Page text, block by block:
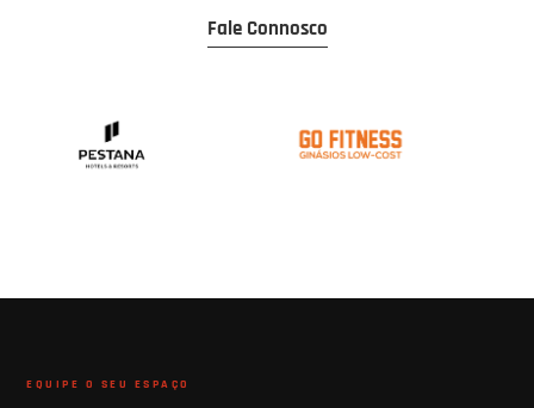
Fale Connosco
EQUIPE O SEU ESPAÇO